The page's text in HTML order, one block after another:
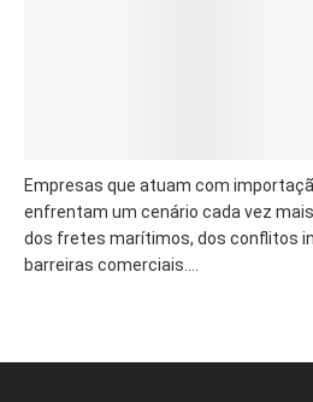
Empresas que atuam com
enfrentam um cenário cada vez
dos fretes marítimos, dos conflitos
barreiras comerciais....